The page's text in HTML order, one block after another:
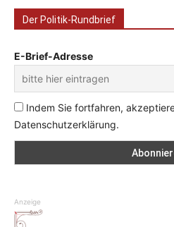
Der Politik-Rundbrief
E-Brief-Adresse
Indem Sie fortfahren,
Datenschutzerklärung.
Anzeige